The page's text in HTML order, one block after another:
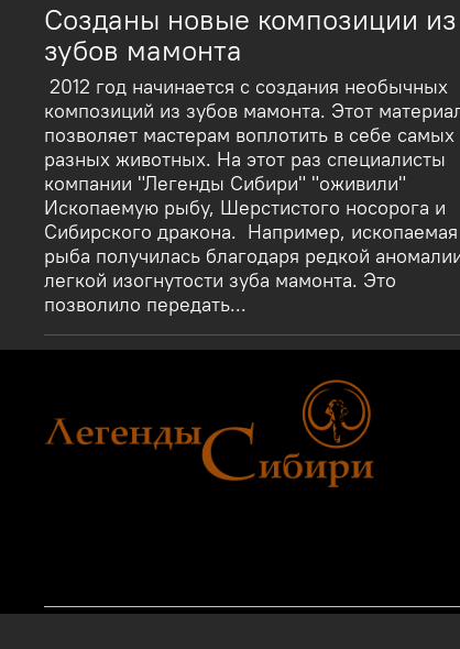
Созданы новые композиции из
зубов мамонта
2012 год начинается с создания необычных
композиций из зубов мамонта. Этот
позволяет мастерам воплотить в себе самых
разных животных. На этот раз специалисты
компании "Легенды Сибири" "оживили"
Ископаемую рыбу, Шерстистого носорога и
Сибирского дракона. Например, ископаемая
рыба получилась благодаря редкой
легкой изогнутости зуба мамонта. Это
позволило передать...